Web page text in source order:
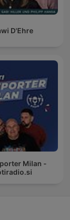
D'Ehre
Milan -